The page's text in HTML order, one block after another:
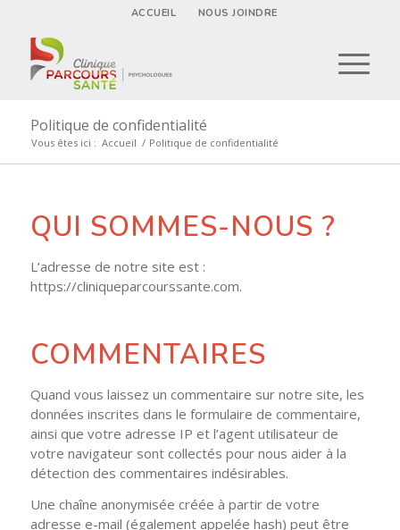
ACCUEIL NOUS JOINDRE
Politique de confidentialité
Vous êtes ici : Accueil / Politique de confidentialité
QUI SOMMES-NOUS ?
L’adresse de notre site est :
https://cliniqueparcourssante.com.
COMMENTAIRES
Quand vous laissez un commentaire sur notre site, les
données inscrites dans le formulaire de commentaire,
ainsi que votre adresse IP et l’agent utilisateur de
votre navigateur sont collectés pour nous aider à la
détection des commentaires indésirables.
Une chaîne anonymisée créée à partir de votre
adresse e-mail (également appelée hash) peut être